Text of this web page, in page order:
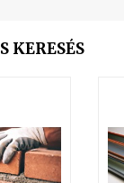
KERESÉS